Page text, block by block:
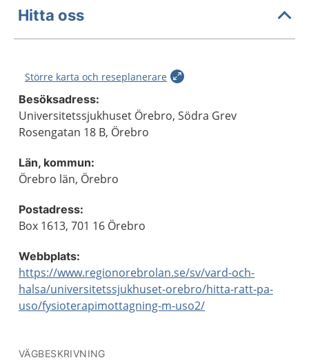
Hitta oss
Större karta och reseplanerare
Besöksadress:
Universitetssjukhuset Örebro, Södra Grev
Rosengatan 18 B, Örebro
Län, kommun:
Örebro län, Örebro
Postadress:
Box 1613, 701 16 Örebro
Webbplats:
https://www.regionorebrolan.se/sv/vard-och-
halsa/universitetssjukhuset-orebro/hitta-ratt-pa-
uso/fysioterapimottagning-m-uso2/
VÄGBESKRIVNING